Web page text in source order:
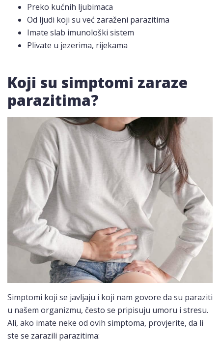
Preko kućnih ljubimaca
Od ljudi koji su već zaraženi parazitima
Imate slab imunološki sistem
Plivate u jezerima, rijekama
Koji su simptomi zaraze
parazitima?
Simptomi koji se javljaju i koji nam govore da su paraziti
u našem organizmu, često se pripisuju umoru i stresu.
Ali, ako imate neke od ovih simptoma, provjerite, da li
ste se zarazili parazitima: